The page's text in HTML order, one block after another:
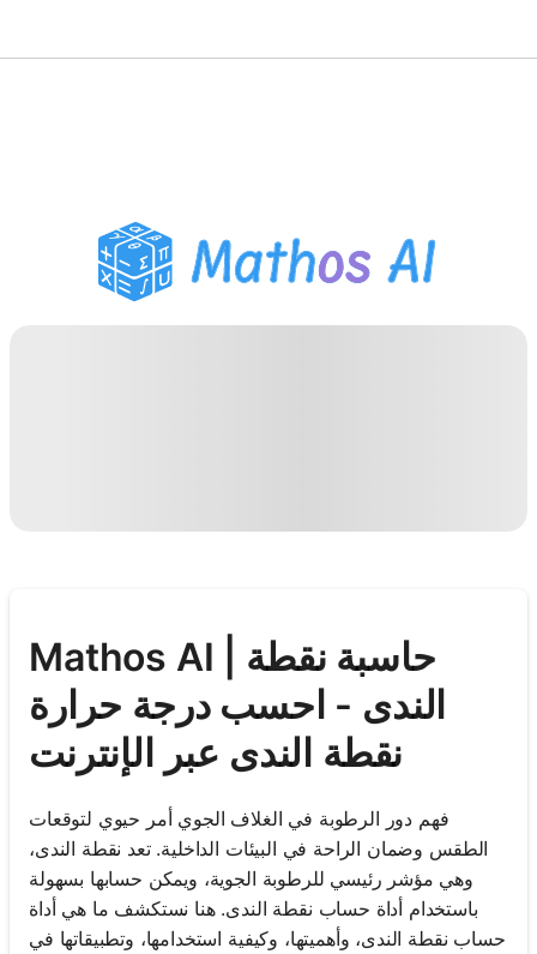
مساعد واجبات PDF
أدوات الدراسة
Mathos AI | حاسبة نقطة
الندى - احسب درجة حرارة
نقطة الندى عبر الإنترنت
فهم دور الرطوبة في الغلاف الجوي أمر حيوي لتوقعات
الطقس وضمان الراحة في البيئات الداخلية. تعد نقطة الندى،
وهي مؤشر رئيسي للرطوبة الجوية، ويمكن حسابها بسهولة
باستخدام أداة حساب نقطة الندى. هنا نستكشف ما هي أداة
حساب نقطة الندى، وأهميتها، وكيفية استخدامها، وتطبيقاتها في